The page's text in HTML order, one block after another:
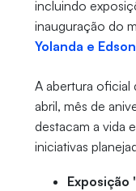
incluindo
inauguração do
Yolanda e
A abertura
abril, mês de
destacam a vida
iniciativas
Exposição